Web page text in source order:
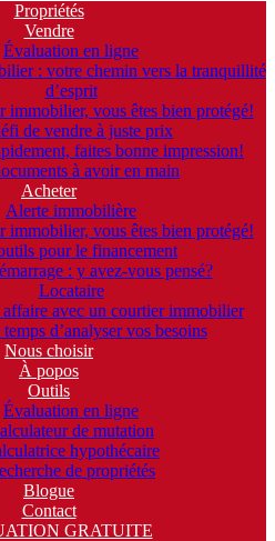
Propriétés
Vendre
Évaluation en ligne
: votre chemin vers la tranquillité
d’esprit
immobilier, vous êtes bien protégé!
de vendre à juste prix
faites bonne impression!
à avoir en main
Acheter
Alerte immobilière
immobilier, vous êtes bien protégé!
pour le financement
: y avez-vous pensé?
Locataire
avec un courtier immobilier
d’analyser vos besoins
Nous choisir
À popos
Outils
Évaluation en ligne
de mutation
hypothécaire
de propriétés
Blogue
Contact
GRATUITE